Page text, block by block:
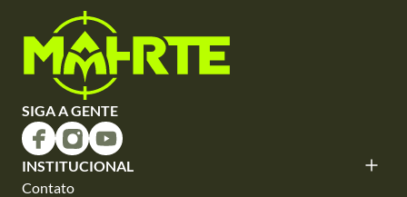
SIGA A GENTE
INSTITUCIONAL
Contato